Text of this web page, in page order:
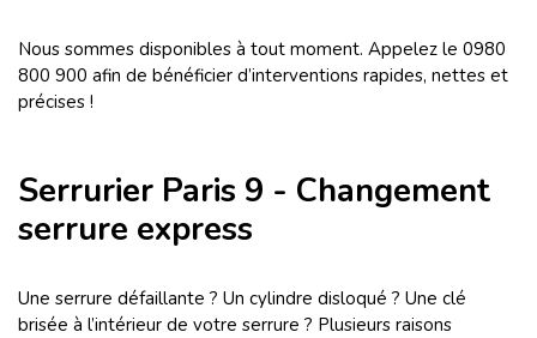
Nous sommes disponibles à tout moment. Appelez le 0980
800 900 afin de bénéficier d’interventions rapides, nettes et
précises !
Serrurier Paris 9 - Changement
serrure express
Une serrure défaillante ? Un cylindre disloqué ? Une clé
brisée à l’intérieur de votre serrure ? Plusieurs raisons